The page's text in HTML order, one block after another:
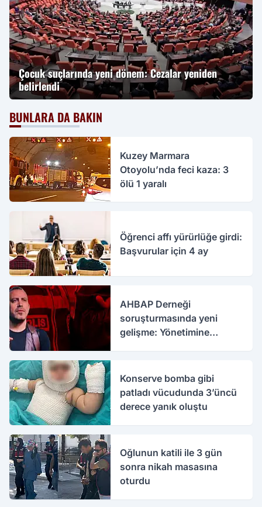
Çocuk suçlarında yeni dönem: Cezalar yeniden
belirlendi
BUNLARA DA BAKIN
Kuzey Marmara
Otoyolu’nda feci kaza: 3
ölü 1 yaralı
Öğrenci affı yürürlüğe girdi:
Başvurular için 4 ay
AHBAP Derneği
soruşturmasında yeni
gelişme: Yönetimine
Konserve bomba gibi
patladı vücudunda 3’üncü
derece yanık oluştu
Oğlunun katili ile 3 gün
sonra nikah masasına
oturdu